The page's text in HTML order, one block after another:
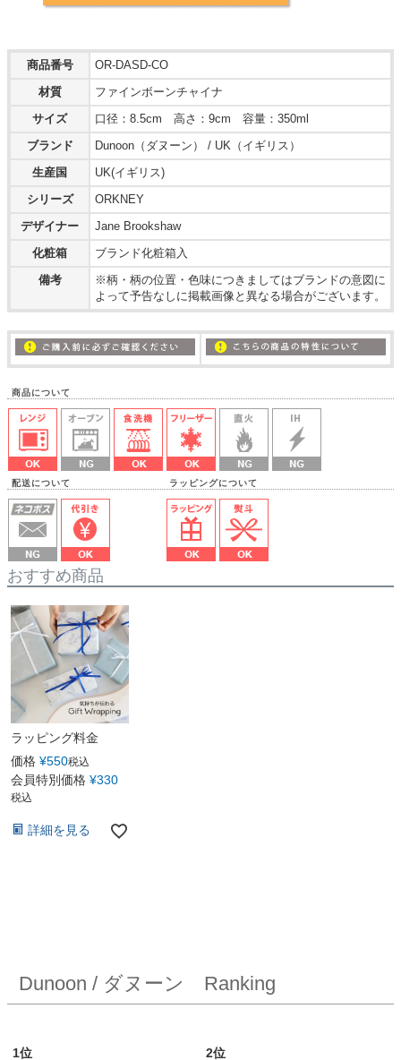
商品番号
OR-DASD-CO
材質
ファインボーンチャイナ
サイズ
口径：8.5cm 高さ：9cm 容量：350ml
ブランド
Dunoon（ダヌーン） / UK（イギリス）
生産国
UK(イギリス)
シリーズ
ORKNEY
デザイナー
Jane Brookshaw
化粧箱
ブランド化粧箱入
備考
※柄・柄の位置・色味につきましてはブランドの意図に
よって予告なしに掲載画像と異なる場合がございます。
商品について
配送について ラッピングについて
おすすめ商品
ラッピング料金
価格 ¥550税込
会員特別価格 ¥330
税込
詳細を見る